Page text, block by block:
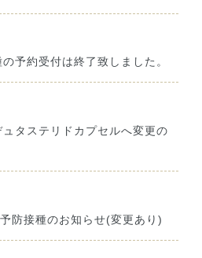
予約受付は終了致しました。
タステリドカプセルへ変更の
防接種のお知らせ(変更あり)